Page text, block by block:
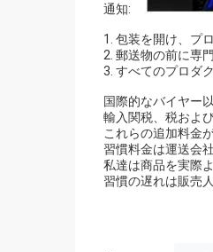
通知:
1. 包装を開け、プ
2. 郵送物の前に専
3. すべてのプロダ
国際的なバイヤー
輸入関税、税およ
これらの追加料金
習慣料金は運送会
私達は商品を実際
習慣の遅れは販売